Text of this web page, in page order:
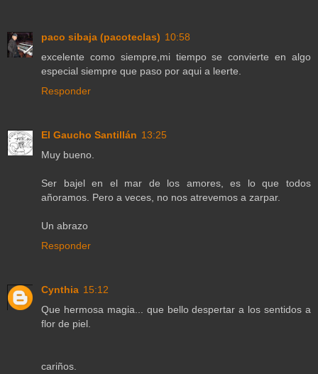
paco sibaja (pacoteclas) 10:58
excelente como siempre,mi tiempo se convierte en algo
especial siempre que paso por aqui a leerte.
Responder
El Gaucho Santillán 13:25
Muy bueno.
Ser bajel en el mar de los amores, es lo que todos
añoramos. Pero a veces, no nos atrevemos a zarpar.
Un abrazo
Responder
Cynthia 15:12
Que hermosa magia... que bello despertar a los sentidos a
flor de piel.
cariños.